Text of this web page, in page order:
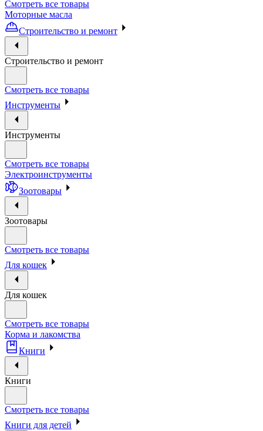
Смотреть все товары
Моторные масла
Строительство и ремонт
Строительство и ремонт
Смотреть все товары
Инструменты
Инструменты
Смотреть все товары
Электроинструменты
Зоотовары
Зоотовары
Смотреть все товары
Для кошек
Для кошек
Смотреть все товары
Корма и лакомства
Книги
Книги
Смотреть все товары
Книги для детей